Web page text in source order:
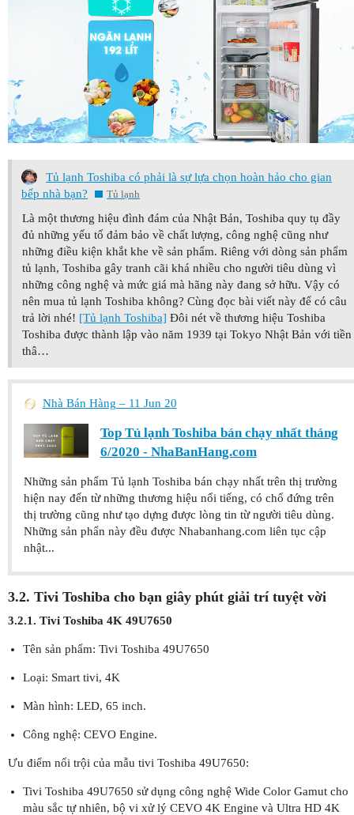
Tủ lạnh Toshiba có phải là sự lựa chọn hoàn hảo cho gian
bếp nhà bạn?
Tủ lạnh
Là một thương hiệu đình đám của Nhật Bản, Toshiba quy tụ đầy
đủ những yếu tố đảm bảo về chất lượng, công nghệ cũng như
những điều kiện khắt khe về sản phẩm. Riêng với dòng sản phẩm
tủ lạnh, Toshiba gây tranh cãi khá nhiều cho người tiêu dùng vì
những công nghệ và mức giá mà hãng này đang sở hữu. Vậy có
nên mua tủ lạnh Toshiba không? Cùng đọc bài viết này để có câu
trả lời nhé! [Tủ lạnh Toshiba] Đôi nét về thương hiệu Toshiba
Toshiba được thành lập vào năm 1939 tại Tokyo Nhật Bản với tiền
thâ…
Nhà Bán Hàng – 11 Jun 20
Top Tủ lạnh Toshiba bán chạy nhất tháng
6/2020 - NhaBanHang.com
Những sản phẩm Tủ lạnh Toshiba bán chạy nhất trên thị trường
hiện nay đến từ những thương hiệu nổi tiếng, có chổ đứng trên
thị trường cũng như tạo dựng được lòng tin từ người tiêu dùng.
Những sản phẩn này đều được Nhabanhang.com liên tục cập
nhật...
3.2. Tivi Toshiba cho bạn giây phút giải trí tuyệt vời
3.2.1. Tivi Toshiba 4K 49U7650
Tên sản phẩm: Tivi Toshiba 49U7650
Loại: Smart tivi, 4K
Màn hình: LED, 65 inch.
Công nghệ: CEVO Engine.
Ưu điểm nổi trội của mẫu tivi Toshiba 49U7650:
Tivi Toshiba 49U7650 sử dụng công nghệ Wide Color Gamut cho
màu sắc tự nhiên, bộ vi xử lý CEVO 4K Engine và Ultra HD 4K